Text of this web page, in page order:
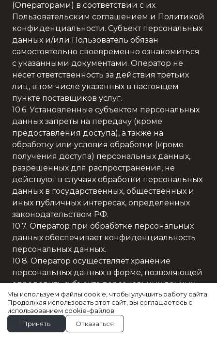
(Операторами) в соответствии с их
Пользовательским соглашением и Политикой
конфиденциальности. Субъект персональных
данных и/или Пользователь обязан
самостоятельно своевременно ознакомиться
с указанными документами. Оператор не
несет ответственность за действия третьих
лиц, в том числе указанных в настоящем
пункте поставщиков услуг.
10.6. Установленные субъектом персональных
данных запреты на передачу (кроме
предоставления доступа), а также на
обработку или условия обработки (кроме
получения доступа) персональных данных,
разрешенных для распространения, не
действуют в случаях обработки персональных
данных в государственных, общественных и
иных публичных интересах, определенных
законодательством РФ.
10.7. Оператор при обработке персональных
данных обеспечивает конфиденциальность
персональных данных.
10.8. Оператор осуществляет хранение
персональных данных в форме, позволяющей
определить субъекта персональных данных,
не дольше, чем этого требуют цели обработки
персональных данных, если срок хранения
персональных данных не установлен
федеральным законом, договором, стороной
Мы используем файлы cookie, чтобы улучшить работу сайта.
Продолжая использовать этот сайт, вы соглашаетесь с
использованием cookie-файлов.
Отказаться
Принять